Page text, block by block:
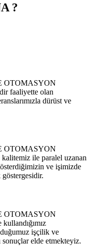
?
OTOMASYON
faaliyette olan
dürüst ve
OTOMASYON
ile paralel uzanan
ve işimizde
OTOMASYON
işçilik ve
sonuçlar elde etmekteyiz.